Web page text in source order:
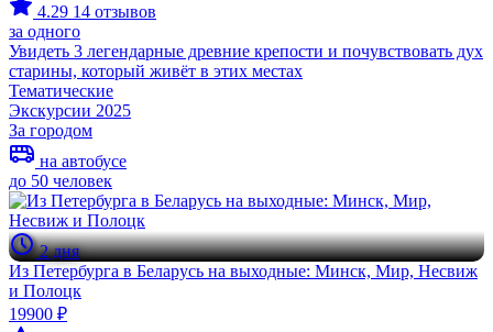
4.29 14 отзывов
за одного
Увидеть 3 легендарные древние крепости и почувствовать дух
старины, который живёт в этих местах
Тематические
Экскурсии 2025
За городом
на автобусе
до 50 человек
2 дня
Из Петербурга в Беларусь на выходные: Минск, Мир, Несвиж
и Полоцк
19900 ₽